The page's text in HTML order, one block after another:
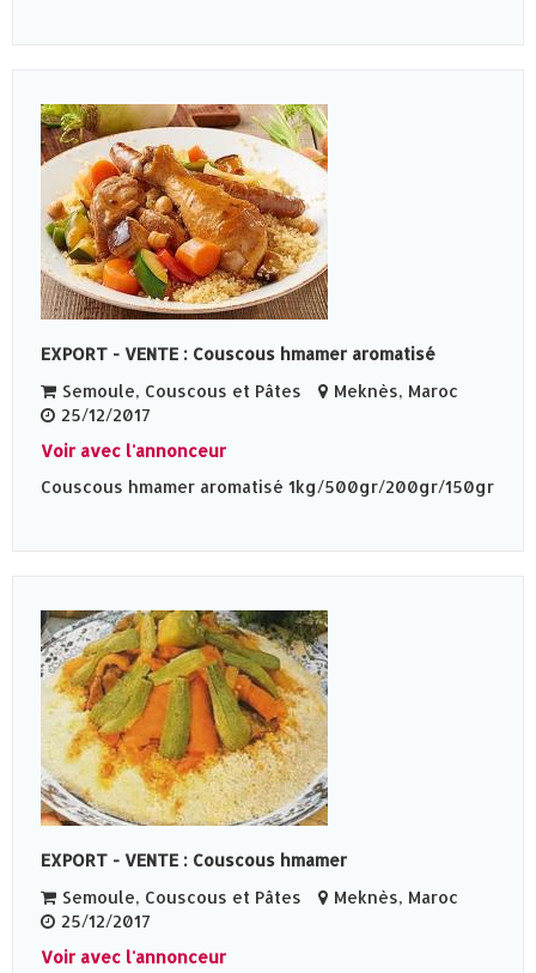
EXPORT - VENTE : Couscous hmamer aromatisé
Semoule, Couscous et Pâtes
Meknès‎, Maroc
25/12/2017
Voir avec l'annonceur
Couscous hmamer aromatisé 1kg/500gr/200gr/150gr
EXPORT - VENTE : Couscous hmamer
Semoule, Couscous et Pâtes
Meknès‎, Maroc
25/12/2017
Voir avec l'annonceur